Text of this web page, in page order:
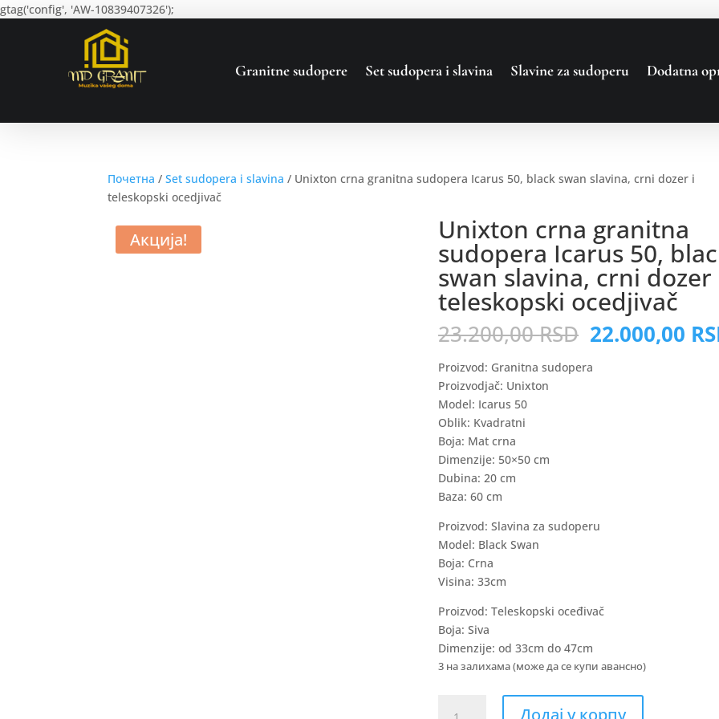
gtag('config', 'AW-10839407326');
Granitne sudopere Set sudopera i slavina Slavine za sudoperu Dodatna
Почетна /Set sudopera i slavina / Unixton crna granitna sudopera Icarus 50, black swan slavina, crni dozer i
teleskopski ocedjivač
Акција! Unixton crna granitna
sudopera Icarus 50,
swan slavina, crni dozer
teleskopski ocedjivač
23.200,00RSD Оригинална
цена
је
22.000,00
Proizvod: Granitna sudopera
Proizvodjač: Unixton
Model: Icarus 50
Oblik: Kvadratni
Boja: Mat crna
Dimenzije: 50×50 cm
Dubina: 20 cm
Baza: 60 cm
Proizvod: Slavina za sudoperu
Model: Black Swan
Boja: Crna
Visina: 33cm
Proizvod: Teleskopski oceđivač
Boja: Siva
Dimenzije: od 33cm do 47cm
3 на залихама (може да се купи авансно)
Додај у корпу